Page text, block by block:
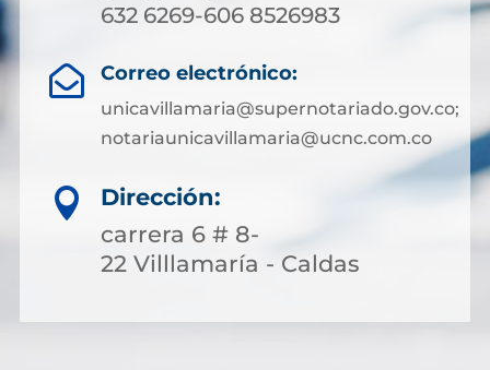
632 6269-606 8526983
 Correo electrónico:
unicavillamaria@supernotariado.gov.co;
notariaunicavillamaria@ucnc.com.co

Dirección:
carrera 6 # 8-
22 Villlamaría - Caldas